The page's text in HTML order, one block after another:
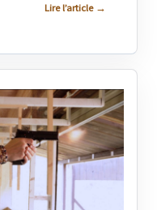
Lire l’article →